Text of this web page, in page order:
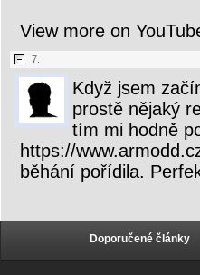
View more on
7.
Když jsem
prostě nějaký
tím mi hodně
https://
běhání pořídila.
Doporučené články